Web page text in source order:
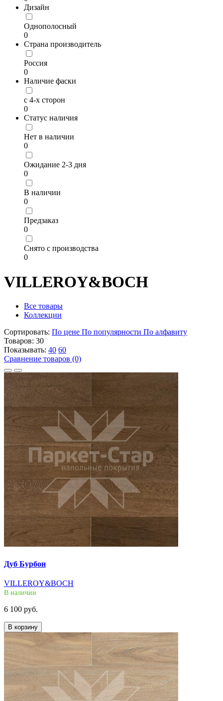
Дизайн
Однополосный
0
Страна производитель
Россия
0
Наличие фаски
с 4-х сторон
0
Статус наличия
Нет в наличии
0
Ожидание 2-3 дня
0
В наличии
0
Предзаказ
0
Снято с производства
0
VILLEROY&BOCH
Все товары
Коллекции
Сортировать: По цене По популярности По алфавиту
Товаров: 30
Показывать: 40 60
Сравнение товаров (0)
Дуб Бурбон
VILLEROY&BOCH
В наличии
6 100 руб.
В корзину